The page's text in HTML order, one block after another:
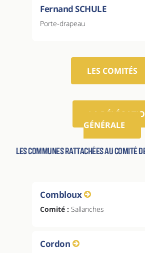
Fernand SCHULE
Porte-drapeau
LES COMITÉS
LA
GÉNÉRALE
Les communes rattachées au comité
Combloux
Comité : Sallanches
Cordon